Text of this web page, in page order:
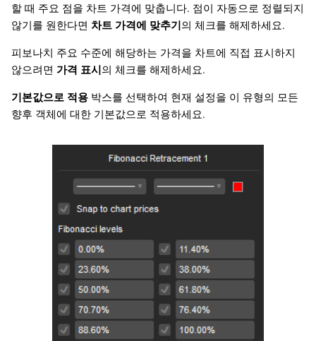
할 때 주요 점을 차트 가격에 맞춥니다. 점이 자동으로 정렬되지
않기를 원한다면 차트 가격에 맞추기의 체크를 해제하세요.
피보나치 주요 수준에 해당하는 가격을 차트에 직접 표시하지
않으려면 가격 표시의 체크를 해제하세요.
기본값으로 적용 박스를 선택하여 현재 설정을 이 유형의 모든
향후 객체에 대한 기본값으로 적용하세요.